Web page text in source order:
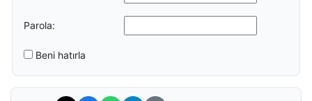
Parola:
Beni hatırla